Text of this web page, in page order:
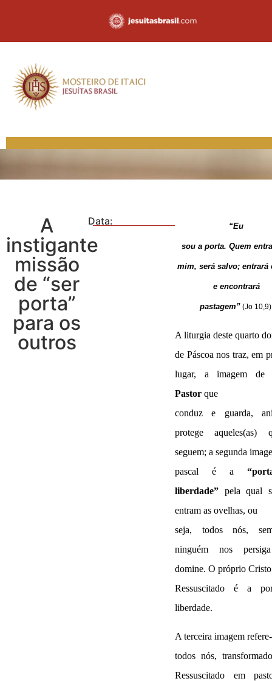
A
instigante
missão
de “ser
porta”
para os
outros
Data: “Eu
sou a porta. Quem
mim, será salvo; entrará
e encontrará
pastagem”(Jo 10,9)
A liturgia deste quarto
de Páscoa nos traz, em
lugar, a imagem de
Pastorque
conduz e guarda,
protege aqueles(as)
seguem; a segunda
pascal é a
liberdade”pela qual
entram as ovelhas, ou
seja, todos nós,
ninguém nos
domine. O próprio Cristo
Ressuscitado é a
liberdade.
A terceira imagem
todos nós,
Ressuscitado em